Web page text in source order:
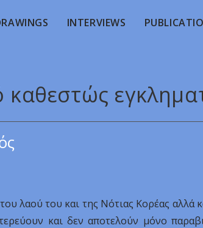
INTERVIEWS
λαού του και της Νότιας Κορέας αλλά
και δεν αποτελούν μόνο